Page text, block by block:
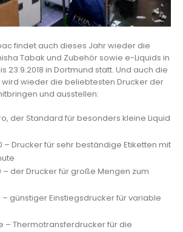
findet auch dieses Jahr wieder die
Tabak und Zubehör sowie e-Liquids in
23.9.2018 in Dortmund statt. Und auch die
wird wieder die beliebtesten Drucker der
und ausstellen:
der Standard für besonders kleine Liquid
– Drucker für sehr beständige Etiketten mit
– der Drucker für große Mengen zum
– günstiger Einstiegsdrucker für variable
– Thermotransferdrucker für die